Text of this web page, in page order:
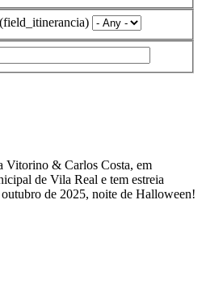
Vitorino & Carlos Costa, em
de Vila Real e tem estreia
de 2025, noite de Halloween!